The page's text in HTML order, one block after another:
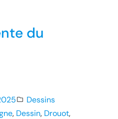
du
Dessins
, Dessin, Drouot,